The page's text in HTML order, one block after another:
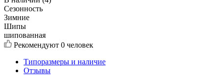
Сезонность
Зимние
Шипы
шипованная
Рекомендуют 0 человек
Типоразмеры и наличие
Отзывы